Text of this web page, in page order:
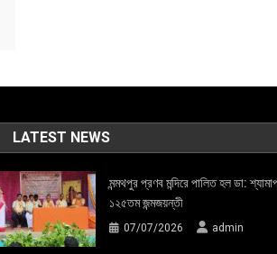
LATEST NEWS
মন্মথপুর প্রণব মন্দিরে পালিত হল ডা:
১২৫তম জন্মজয়ন্তী
07/07/2026 admin